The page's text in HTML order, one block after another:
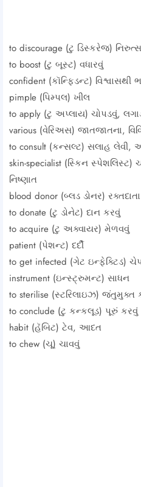
to discourage (ટુ ડિસ્કરેજ)
to boost (ટુ બૂસ્ટ) વધારવું
confident (કૉન્ફિડન્ટ) વિશ્વાસથી
pimple (પિમ્પલ) ખીલ
to apply (ટુ અપ્લાય) ચોપડવું,
various (વેરિઅસ) જાતજાતના,
to consult (કન્સલ્ટ) સલાહ લેવી,
skin-specialist (સ્કિન સ્પેશલિસ્ટ)
નિષ્ણાત
blood donor (બ્લડ ડોનર) રક્તદાતા
to donate (ટુ ડોનેટ) દાન કરવું
to acquire (ટુ અક્વાયર) મેળવવું
patient (પેશન્ટ) દર્દી
to get infected (ગેટ ઇન્ફેક્ટિડ)
instrument (ઇન્સ્ટ્રુમન્ટ) સાધન
to sterilise (સ્ટરિલાઇઝ) જંતુમુક્ત
to conclude (ટુ કન્કલૂડ) પૂરું કરવું
habit (હૅબિટ) ટેવ, આદત
to chew (ચૂ) ચાવવું